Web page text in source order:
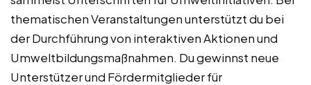
thematischen Veranstaltungen unterstützt du bei
der Durchführung von interaktiven Aktionen und
Umweltbildungsmaßnahmen. Du gewinnst neue
Unterstützer und Fördermitglieder für